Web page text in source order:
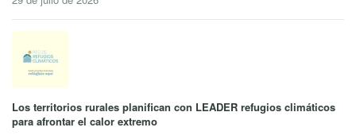
Los territorios rurales planifican con LEADER refugios climáticos
para afrontar el calor extremo